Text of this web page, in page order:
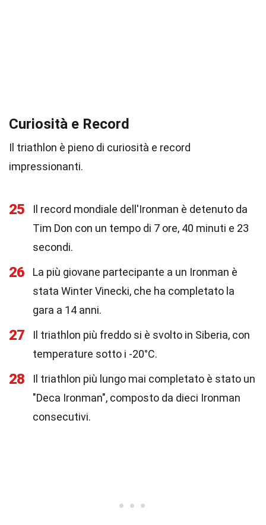
Curiosità e Record
Il triathlon è pieno di curiosità e record
impressionanti.
25
Il record mondiale dell'Ironman è detenuto da
Tim Don con un tempo di 7 ore, 40 minuti e 23
secondi.
26
La più giovane partecipante a un Ironman è
stata Winter Vinecki, che ha completato la
gara a 14 anni.
27
Il triathlon più freddo si è svolto in Siberia, con
temperature sotto i -20°C.
28
Il triathlon più lungo mai completato è stato un
"Deca Ironman", composto da dieci Ironman
consecutivi.